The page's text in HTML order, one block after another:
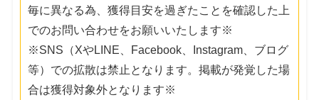
毎に異なる為、獲得目安を過ぎたことを確認した上
でのお問い合わせをお願いいたします※
※SNS（XやLINE、Facebook、Instagram、ブログ
等）での拡散は禁止となります。掲載が発覚した場
合は獲得対象外となります※